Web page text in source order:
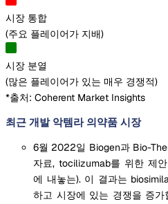
시장 통합
(주요 플레이어가 지배)
시장 분열
(많은 플레이어가 있는 매우 경쟁적)
*출처: Coherent Market Insights
최근 개발 악템라 의약품 시장
6월 2022일 Biogen과 Bio-
자료, tocilizumab를 위한 제
에 내놓는). 이 결과는
하고 시장에 있는 경쟁을 증